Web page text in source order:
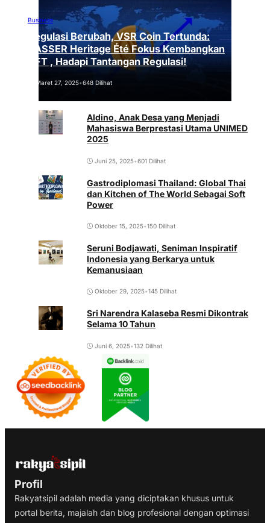
Business
Regulasi Berubah, VSR Coin Tertunda:
VASSER Heritage Été Fokus Kembangkan
NFT , Hadapi Tantangan Regulasi!
Maret 27, 2025•648 Dilihat
Aldino, Anak Desa yang Menjadi
Mahasiswa Berprestasi Utama UNIMED
2025
Juni 25, 2025•601 Dilihat
Gastrodiplomasi Thailand: Global Thai
dan Kitchen of The World Sebagai Soft
Power
Oktober 15, 2025•150 Dilihat
Seruni Bodjawati, Seniman Inspiratif
Indonesia yang Berkarya untuk
Kemanusiaan
Oktober 29, 2025•145 Dilihat
Sri Narendra Kalaseba Resmi Dikontrak
Selama 10 Tahun
Juni 6, 2025•132 Dilihat
Profil
Rakyatsipil adalah media yang diciptakan khusus untuk
portal berita, majalah dan blog profesional dengan optimasi